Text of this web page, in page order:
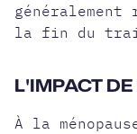
la fin du
L'IMPACT
À la